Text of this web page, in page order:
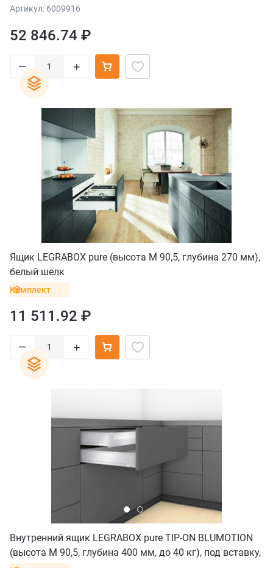
дверей, внутренняя ширина конструкции внутренняя
мм, лев.
Артикул: 6009916
52 846.74 ₽
– +
Ящик LEGRABOX pure (высота M 90,5, глубина 270 мм),
белый шелк
Комплект
11 511.92 ₽
– +
Внутренний ящик LEGRABOX pure TIP-ON BLUMOTION
(высота M 90,5, глубина 400 мм, до 40 кг), под вставку,